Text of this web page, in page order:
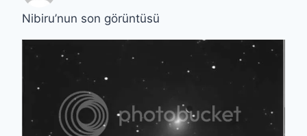
Nibiru’nun son görüntüsü